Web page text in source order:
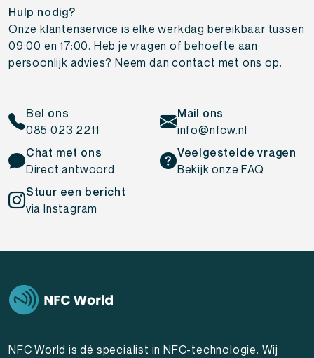
Hulp nodig?
Onze klantenservice is elke werkdag bereikbaar tussen
09:00 en 17:00. Heb je vragen of behoefte aan
persoonlijk advies? Neem dan contact met ons op.
Bel ons
085 023 2211
Mail ons
info@nfcw.nl
Chat met ons
Direct antwoord
Veelgestelde vragen
Bekijk onze FAQ
Stuur een bericht
via Instagram
NFC World is dé specialist in NFC-technologie. Wij